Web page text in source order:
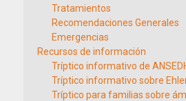
Tratamientos
Recomendaciones Generales
Emergencias
Recursos de información
Tríptico informativo de
Tríptico informativo sobre
Tríptico para familias sobre